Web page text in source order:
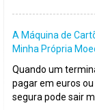
A Máquina de
Minha Própria
Quando um
pagar em euros
segura pode sair